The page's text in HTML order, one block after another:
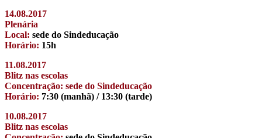
14.08.2017
Plenária
Local: sede do Sindeducação
Horário: 15h
11.08.2017
Blitz nas escolas
Concentração: sede do Sindeducação
Horário: 7:30 (manhã) / 13:30 (tarde)
10.08.2017
Blitz nas escolas